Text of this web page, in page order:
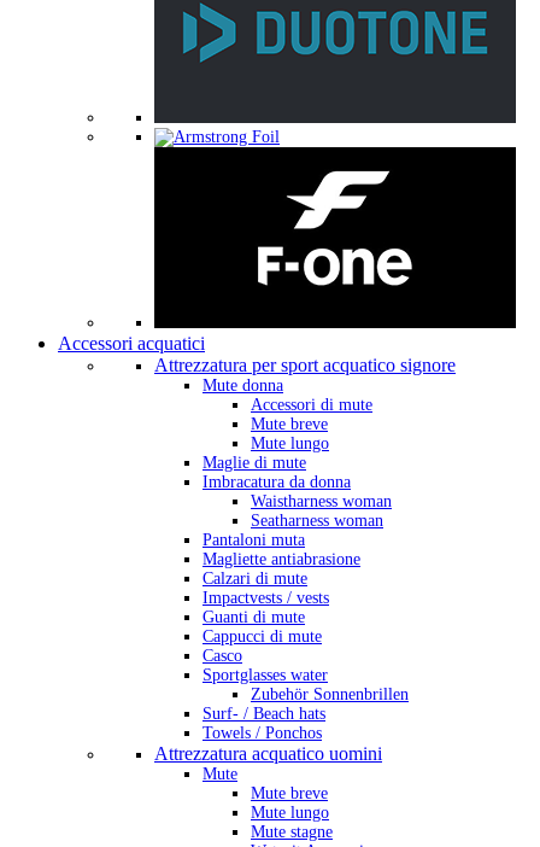
Accessori acquatici
Attrezzatura per sport acquatico signore
Mute donna
Accessori di mute
Mute breve
Mute lungo
Maglie di mute
Imbracatura da donna
Waistharness woman
Seatharness woman
Pantaloni muta
Magliette antiabrasione
Calzari di mute
Impactvests / vests
Guanti di mute
Cappucci di mute
Casco
Sportglasses water
Zubehör Sonnenbrillen
Surf- / Beach hats
Towels / Ponchos
Attrezzatura acquatico uomini
Mute
Mute breve
Mute lungo
Mute stagne